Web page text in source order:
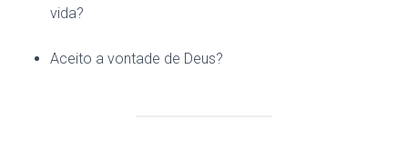
vida?
Aceito a vontade de Deus?